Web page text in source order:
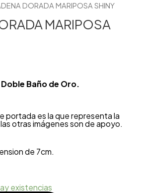
DORADA MARIPOSA SHINY
MARIPOSA
Baño de Oro.
portada es la que representa la
otras imágenes son de apoyo.
de 7cm.
existencias